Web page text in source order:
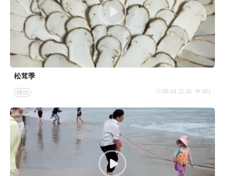
松茸季
随拍 08-04 22:38 481